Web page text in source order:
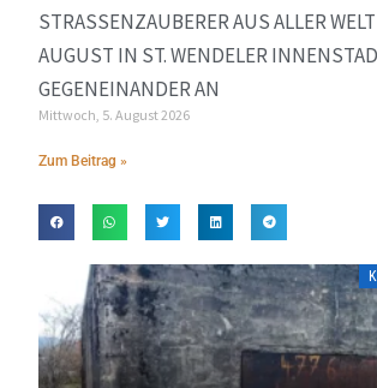
STRASSENZAUBERER AUS ALLER WELT
UGUST IN ST. WENDELER INNENSTADT
EGENEINANDER AN
Mittwoch, 5. August 2026
Zum Beitrag »